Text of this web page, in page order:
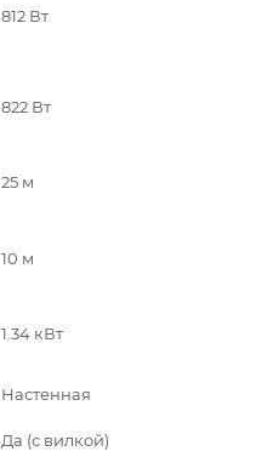
812 Вт
822 Вт
25 м
10 м
1.34 кВт
Настенная
Да (с вилкой)